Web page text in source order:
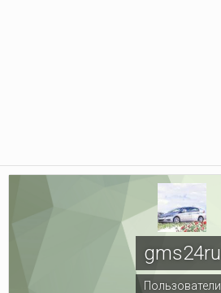
gms24ru
Пользователи